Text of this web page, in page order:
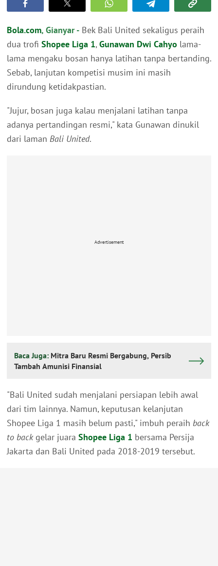
Bola.com, Gianyar - Bek Bali United sekaligus peraih
dua trofi Shopee Liga 1, Gunawan Dwi Cahyo lama-
lama mengaku bosan hanya latihan tanpa bertanding.
Sebab, lanjutan kompetisi musim ini masih
dirundung ketidakpastian.
"Jujur, bosan juga kalau menjalani latihan tanpa
adanya pertandingan resmi," kata Gunawan dinukil
dari laman Bali United.
Advertisement
Baca Juga: Mitra Baru Resmi Bergabung, Persib
Tambah Amunisi Finansial
"Bali United sudah menjalani persiapan lebih awal
dari tim lainnya. Namun, keputusan kelanjutan
Shopee Liga 1 masih belum pasti," imbuh peraih back
to backgelar juara Shopee Liga 1 bersama Persija
Jakarta dan Bali United pada 2018-2019 tersebut.